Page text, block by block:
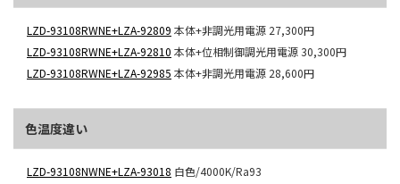
LZD-93108RWNE+LZA-92809 本体+非調光用電源 27,300円
LZD-93108RWNE+LZA-92810 本体+位相制御調光用電源30,300円
LZD-93108RWNE+LZA-92985 本体+非調光用電源 28,600円
色温度違い
LZD-93108NWNE+LZA-93018 白色/4000K/Ra93